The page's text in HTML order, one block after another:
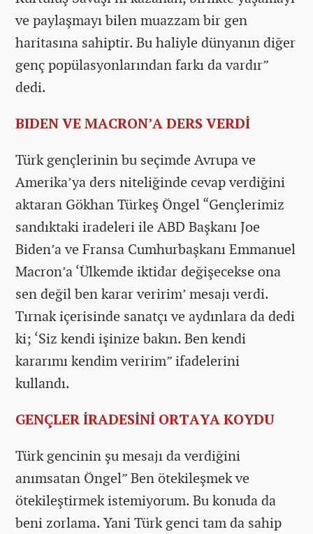
ve paylaşmayı bilen muazzam bir gen
haritasına sahiptir. Bu haliyle dünyanın diğer
genç popülasyonlarından farkı da vardır”
dedi.
BIDEN VE MACRON’A DERS VERDİ
Türk gençlerinin bu seçimde Avrupa ve
Amerika’ya ders niteliğinde cevap verdiğini
aktaran Gökhan Türkeş Öngel “Gençlerimiz
sandıktaki iradeleri ile ABD Başkanı Joe
Biden’a ve Fransa Cumhurbaşkanı Emmanuel
Macron’a ‘Ülkemde iktidar değişecekse ona
sen değil ben karar veririm’ mesajı verdi.
Tırnak içerisinde sanatçı ve aydınlara da dedi
ki; ‘Siz kendi işinize bakın. Ben kendi
kararımı kendim veririm” ifadelerini
kullandı.
GENÇLER İRADESİNİ ORTAYA KOYDU
Türk gencinin şu mesajı da verdiğini
anımsatan Öngel” Ben ötekileşmek ve
ötekileştirmek istemiyorum. Bu konuda da
beni zorlama. Yani Türk genci tam da sahip